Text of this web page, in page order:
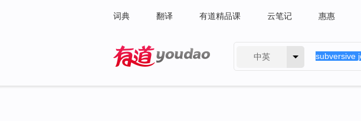
词典 翻译 有道精品课 云笔记 惠惠
中英